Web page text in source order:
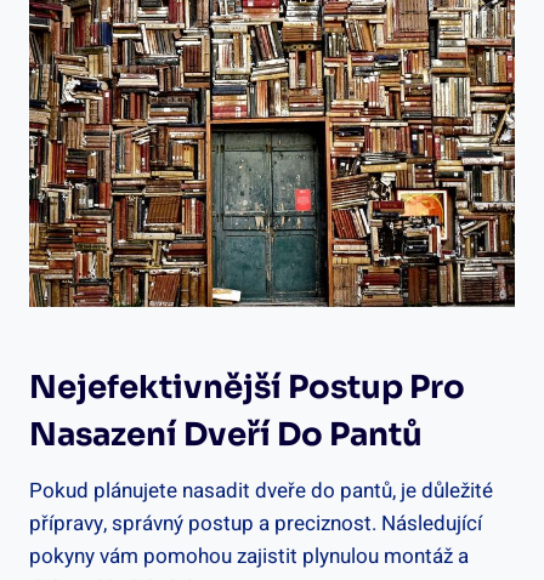
Nejefektivnější Postup Pro
Nasazení Dveří Do Pantů
Pokud plánujete nasadit dveře do pantů, je důležité
přípravy, správný postup a preciznost. Následující
pokyny vám pomohou zajistit plynulou montáž a